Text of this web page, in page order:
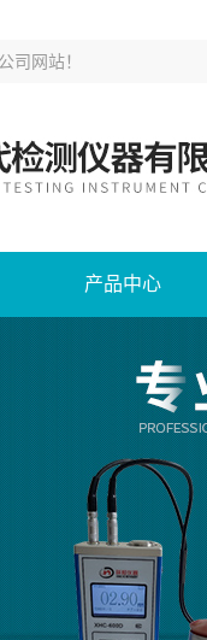
司网站！
产品中心